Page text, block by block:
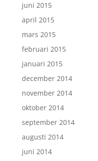
juni 2015
april 2015
mars 2015
februari 2015
januari 2015
december 2014
november 2014
oktober 2014
september 2014
augusti 2014
juni 2014